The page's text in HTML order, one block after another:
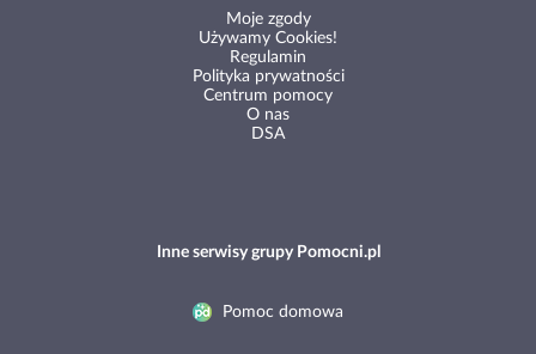
Moje zgody
Używamy Cookies!
Regulamin
Polityka prywatności
Centrum pomocy
O nas
DSA
Inne serwisy grupy Pomocni.pl
Pomoc domowa